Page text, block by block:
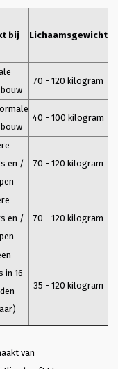
bij Lichaamsgewicht
70 - 120 kilogram
40 - 100 kilogram
en /
70 - 120 kilogram
en /
70 - 120 kilogram
in 16
35 - 120 kilogram
van